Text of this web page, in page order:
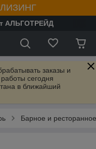
АЛЬГОТРЕЙД
заказы и
сегодня
в ближайший
Барное и